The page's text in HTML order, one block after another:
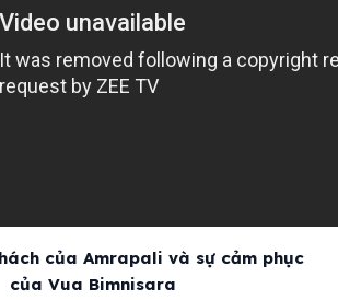
của Amrapali và sự cảm phục
của Vua Bimnisara